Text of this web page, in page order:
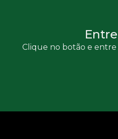
Clique no botão e